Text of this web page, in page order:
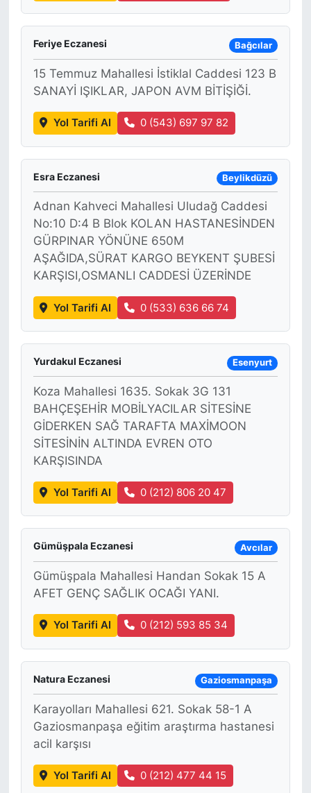
Feriye Eczanesi Bağcılar
15 Temmuz Mahallesi İstiklal Caddesi 123 B
SANAYİ IŞIKLAR, JAPON AVM BİTİŞİĞİ.
Yol Tarifi Al 0 (543) 697 97 82
Esra Eczanesi Beylikdüzü
Adnan Kahveci Mahallesi Uludağ Caddesi
No:10 D:4 B Blok KOLAN HASTANESİNDEN
GÜRPINAR YÖNÜNE 650M
AŞAĞIDA,SÜRAT KARGO BEYKENT ŞUBESİ
KARŞISI,OSMANLI CADDESİ ÜZERİNDE
Yol Tarifi Al 0 (533) 636 66 74
Yurdakul Eczanesi Esenyurt
Koza Mahallesi 1635. Sokak 3G 131
BAHÇEŞEHİR MOBİLYACILAR SİTESİNE
GİDERKEN SAĞ TARAFTA MAXİMOON
SİTESİNİN ALTINDA EVREN OTO
KARŞISINDA
Yol Tarifi Al 0 (212) 806 20 47
Gümüşpala Eczanesi Avcılar
Gümüşpala Mahallesi Handan Sokak 15 A
AFET GENÇ SAĞLIK OCAĞI YANI.
Yol Tarifi Al 0 (212) 593 85 34
Natura Eczanesi Gaziosmanpaşa
Karayolları Mahallesi 621. Sokak 58-1 A
Gaziosmanpaşa eğitim araştırma hastanesi
acil karşısı
Yol Tarifi Al 0 (212) 477 44 15